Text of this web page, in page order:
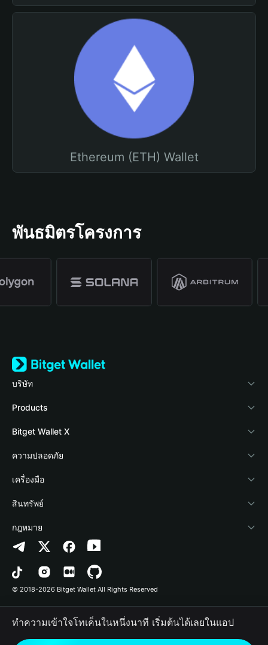
Ethereum (ETH) Wallet
พันธมิตรโครงการ
บริษัท
เกี่ยวกับ Bitget Wallet
Blog
Academy
ข่าวสารด้านคริปโต
ศูนย์ช่วยเหลือ
ติดต่อเรา
ทรัพยากรข้อมูลของแบรนด์
อาชีพ
Products
Crypto Card
Stablecoin Earn
Payfi Crypto
Crypto Swap API
Altcoin Season Index
Prediction Markets
DApp
RWA
Bitget Wallet X
นักพัฒนา
เชื่อมต่อ Wallet
Bitget Wallet Pay
ลิสต์โปรเจกต์
ความปลอดภัย
Protection Fund
เทคโนโลยีความปลอดภัย
เครื่องมือ
ซื้อคริปโต
การตรวจจับการอนุญาต
การตรวจจับสัญญา
การโอนเป็นชุด
สินทรัพย์
Arbitrum
Avalanche
Bitcoin
Polygon
กฎหมาย
นโยบายความเป็นส่วนตัว
ข้อตกลงในการใช้บริการ
© 2018-2026 Bitget Wallet All Rights Reserved
ทำความเข้าใจโทเค็นในหนึ่งนาที เริ่มต้นได้เลยในแอป